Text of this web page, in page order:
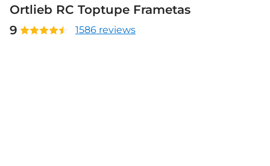
Ortlieb RC Toptupe Frametas
9
1586 reviews